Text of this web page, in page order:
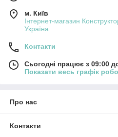
м. Київ
Інтернет-магазин
Україна
Контакти
Сьогодні працює з 09:00
Показати весь графік
Про нас
Контакти